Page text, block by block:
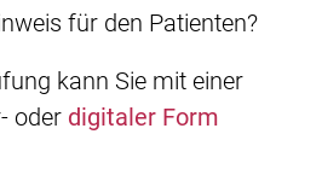
für den Patienten?
kann Sie mit einer
oder digitaler Form